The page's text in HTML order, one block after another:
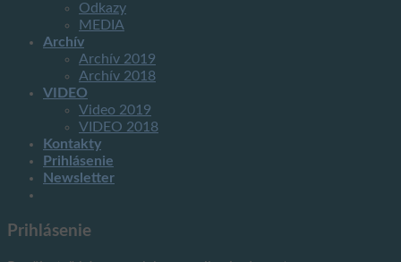
Odkazy
MEDIA
Archív
Archív 2019
Archív 2018
VIDEO
Video 2019
VIDEO 2018
Kontakty
Prihlásenie
Newsletter
Prihlásenie